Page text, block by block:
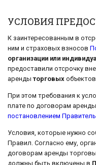
УСЛОВИЯ
К заинтересованным в
ним и страховых взносов
организации или
предоставили отсрочку
арендыторговых
При этом требования к
плате по договорам
постановлением
Условия, которые нужно
Правил. Согласно ему,
договорам аренды
должны быть включены в